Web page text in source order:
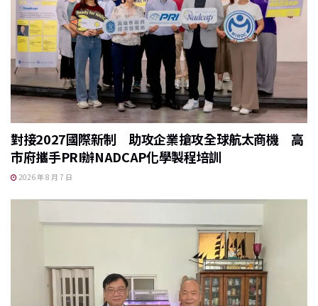
對接2027國際新制 助攻企業搶攻全球航太商機 高
市府攜手PRI辦NADCAP化學製程培訓
2026 年 8 月 7 日